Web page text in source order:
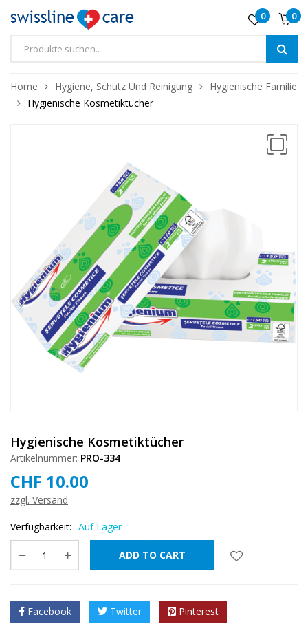
0 0
Home Hygiene, Schutz Und Reinigung
Hygienische Familie
Hygienische Kosmetiktücher
Hygienische Kosmetiktücher
Artikelnummer: PRO-334
CHF 10.00
zzgl. Versand
Verfügbarkeit: Auf Lager
ADD TO CART
Facebook Twitter Pinterest
❅
❅
❅
❅